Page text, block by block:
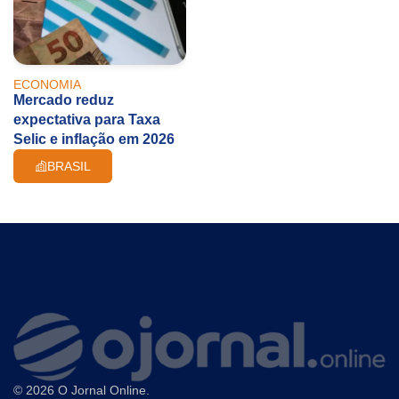
ECONOMIA
Mercado reduz
expectativa para Taxa
Selic e inflação em 2026
BRASIL
© 2026 O Jornal Online.